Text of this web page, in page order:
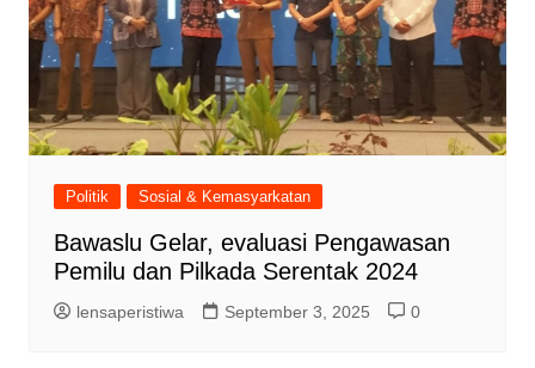
Politik Sosial & Kemasyarkatan
Bawaslu Gelar, evaluasi Pengawasan
Pemilu dan Pilkada Serentak 2024
lensaperistiwa September 3, 2025 0